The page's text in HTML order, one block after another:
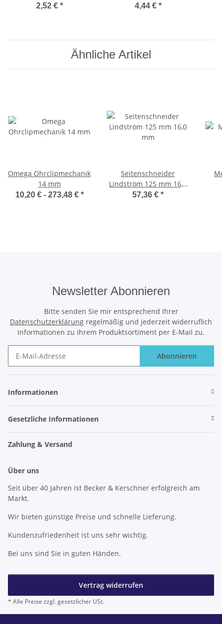
2,52 € * 4,44 € *
Ähnliche Artikel
Omega Ohrclipmechanik
14 mm
10,20 € - 273,48 € *
Seitenschneider
Lindström 125 mm 16,0
mm
57,36 € *
Newsletter Abonnieren
Bitte senden Sie mir entsprechend Ihrer
Datenschutzerklärung regelmäßig und jederzeit widerruflich
Informationen zu Ihrem Produktsortiment per E-Mail zu.
Abonnieren
Informationen
Gesetzliche Informationen
Zahlung & Versand
Über uns
Seit über 40 Jahren ist Becker & Kerschner erfolgreich am
Markt.
Wir bieten günstige Preise und schnelle Lieferung.
Kundenzufriedenheit ist uns sehr wichtig.
Bei uns sind Sie in guten Händen.
Vertrag widerrufen
* Alle Preise zzgl. gesetzlicher USt.